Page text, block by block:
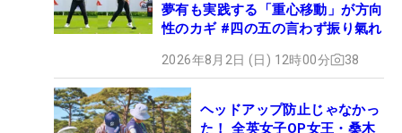
夢有も実践する「重心移動」が方向
性のカギ #四の五の言わず振り氣れ
2026年8月2日 (日) 12時00分 38
ヘッドアップ防止じゃなかっ
た！ 全英女子OP女王・桑木